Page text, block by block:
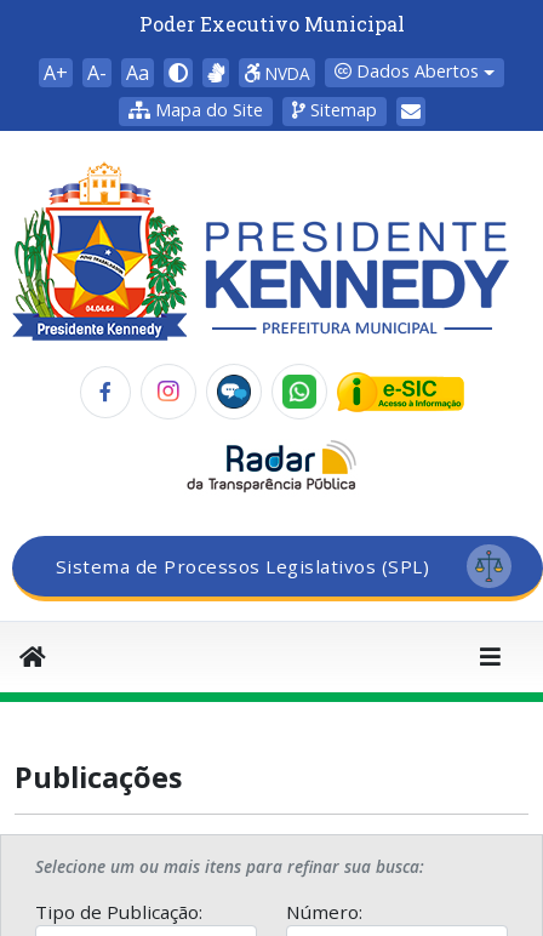
Poder Executivo Municipal
A+ A- Aa NVDA
Dados Abertos
Mapa do Site
Sitemap
Sistema de Processos Legislativos (SPL)
Publicações
Selecione um ou mais itens para refinar sua busca:
Tipo de Publicação: Número: